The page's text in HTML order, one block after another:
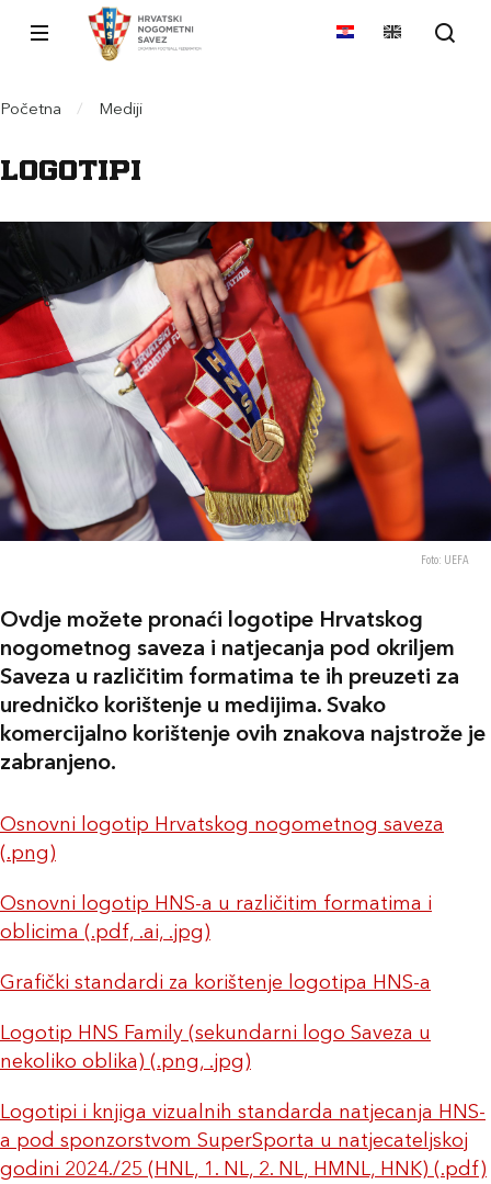
Početna / Mediji
Logotipi
Foto: UEFA
Ovdje možete pronaći logotipe Hrvatskog
nogometnog saveza i natjecanja pod okriljem
Saveza u različitim formatima te ih preuzeti za
uredničko korištenje u medijima. Svako
komercijalno korištenje ovih znakova najstrože je
zabranjeno.
Osnovni logotip Hrvatskog nogometnog saveza
(.png)
Osnovni logotip HNS-a u različitim formatima i
oblicima (.pdf, .ai, .jpg)
Grafički standardi za korištenje logotipa HNS-a
Logotip HNS Family (sekundarni logo Saveza u
nekoliko oblika) (.png, .jpg)
Logotipi i knjiga vizualnih standarda natjecanja HNS-
a pod sponzorstvom SuperSporta u natjecateljskoj
godini 2024./25 (HNL, 1. NL, 2. NL, HMNL, HNK) (.pdf)